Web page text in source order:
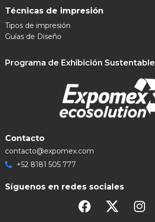
Técnicas de impresión
Tipos de impresión
Guías de Diseño
Programa de Exhibición Sustentable
Contacto
contacto@expomex.com
+52 8181 505 777
Síguenos en redes sociales